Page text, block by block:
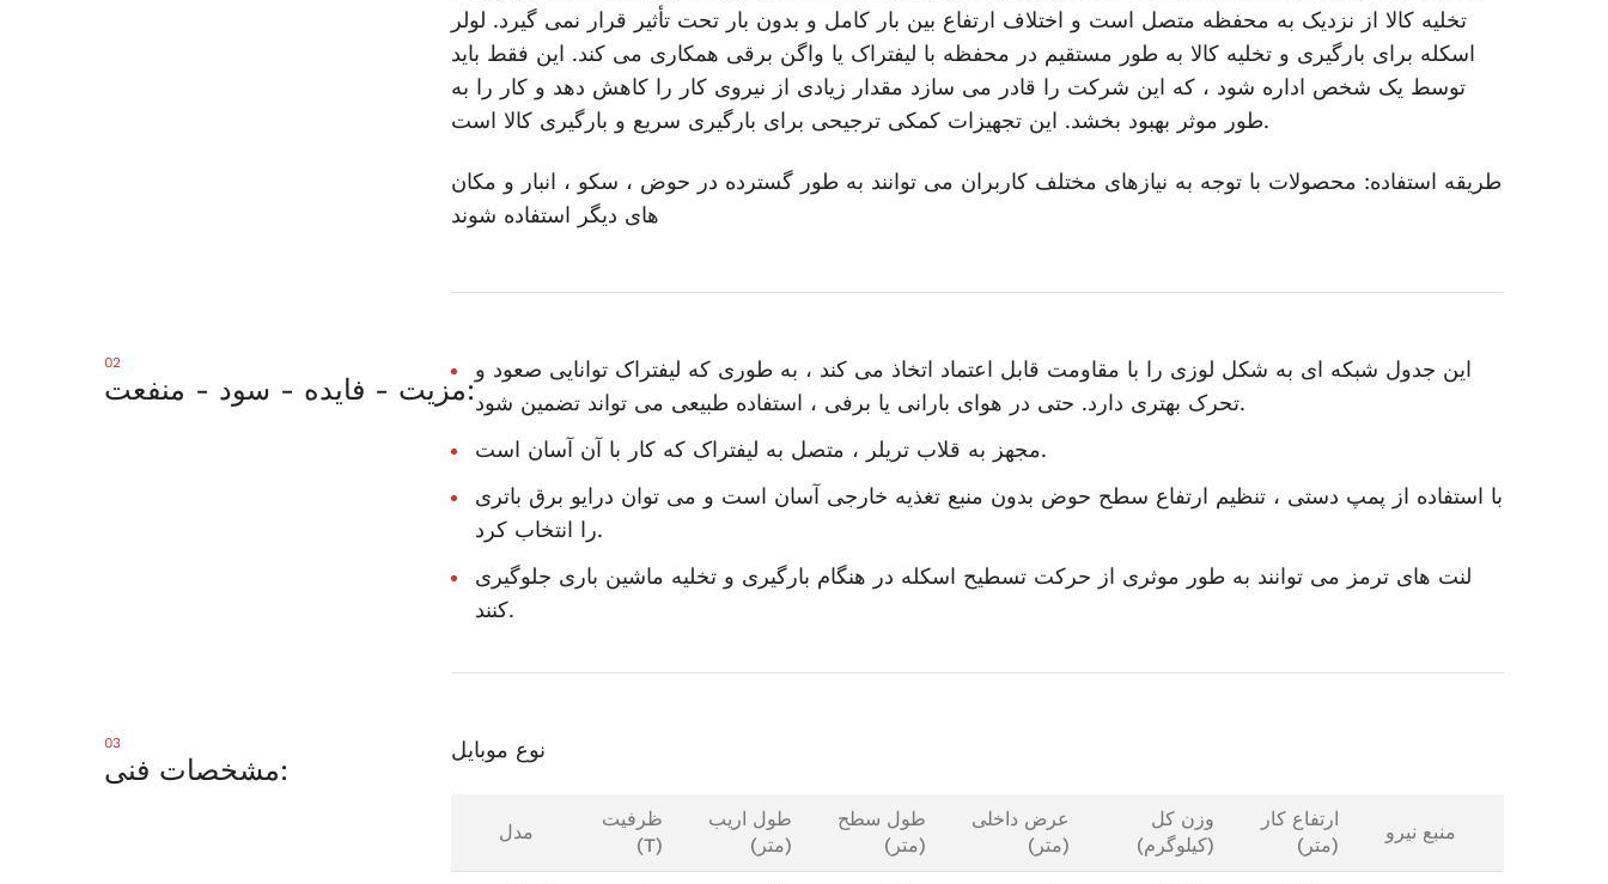
تخلیه کالا از نزدیک به محفظه متصل است و اختلاف ارتفاع بین بار کامل و بدون بار تحت تأثیر قرار نمی گیرد. لولر
اسکله برای بارگیری و تخلیه کالا به طور مستقیم در محفظه با لیفتراک یا واگن برقی همکاری می کند. این فقط باید
توسط یک شخص اداره شود ، که این شرکت را قادر می سازد مقدار زیادی از نیروی کار را کاهش دهد و کار را به
طور موثر بهبود بخشد. این تجهیزات کمکی ترجیحی برای بارگیری سریع و بارگیری کالا است.
طریقه استفاده: محصولات با توجه به نیازهای مختلف کاربران می توانند به طور گسترده در حوض ، سکو ، انبار و مکان
های دیگر استفاده شوند
02
مزیت - فایده - سود - منفعت:
این جدول شبکه ای به شکل لوزی را با مقاومت قابل اعتماد اتخاذ می کند ، به طوری که لیفتراک توانایی صعود و
تحرک بهتری دارد. حتی در هوای بارانی یا برفی ، استفاده طبیعی می تواند تضمین شود.
مجهز به قلاب تریلر ، متصل به لیفتراک که کار با آن آسان است.
با استفاده از پمپ دستی ، تنظیم ارتفاع سطح حوض بدون منبع تغذیه خارجی آسان است و می توان درایو برق باتری
را انتخاب کرد.
لنت های ترمز می توانند به طور موثری از حرکت تسطیح اسکله در هنگام بارگیری و تخلیه ماشین باری جلوگیری
کنند.
03
مشخصات فنی:
نوع موبایل
مدل
ظرفیت
(T)
طول اریب
(متر)
طول سطح
(متر)
عرض داخلی
(متر)
وزن کل
(کیلوگرم)
ارتفاع کار
(متر)
منبع نیرو